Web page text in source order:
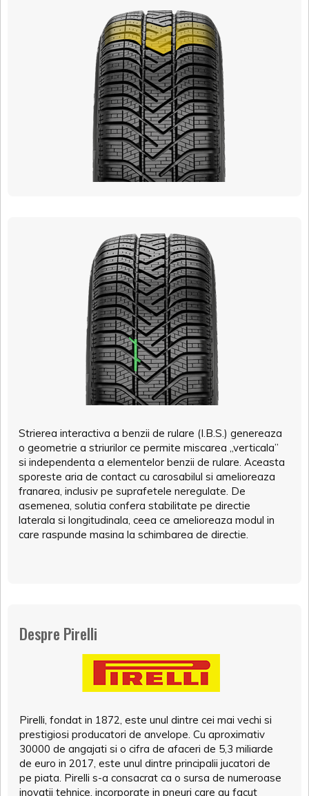
Strierea interactiva a benzii de rulare (I.B.S.) genereaza
o geometrie a striurilor ce permite miscarea „verticala”
si independenta a elementelor benzii de rulare. Aceasta
sporeste aria de contact cu carosabilul si amelioreaza
franarea, inclusiv pe suprafetele neregulate. De
asemenea, solutia confera stabilitate pe directie
laterala si longitudinala, ceea ce amelioreaza modul in
care raspunde masina la schimbarea de directie.
Despre Pirelli
Pirelli, fondat in 1872, este unul dintre cei mai vechi si
prestigiosi producatori de anvelope. Cu aproximativ
30000 de angajati si o cifra de afaceri de 5,3 miliarde
de euro in 2017, este unul dintre principalii jucatori de
pe piata. Pirelli s-a consacrat ca o sursa de numeroase
inovatii tehnice, incorporate in pneuri care au facut